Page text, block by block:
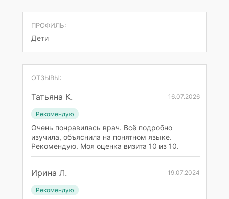
ПРОФИЛЬ:
Дети
ОТЗЫВЫ:
Татьяна К. 16.07.2026
Рекомендую
Очень понравилась врач. Всё подробно
изучила, объяснила на понятном языке.
Рекомендую. Моя оценка визита 10 из 10.
Ирина Л. 19.07.2024
Рекомендую